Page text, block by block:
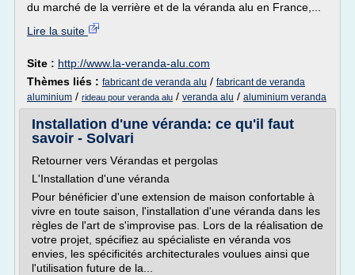
du marché de la verrière et de la véranda alu en France,...
Lire la suite
Site : http://www.la-veranda-alu.com
Thèmes liés : fabricant de veranda alu / fabricant de veranda
aluminium / rideau pour veranda alu / veranda alu / aluminium veranda
Installation d'une véranda: ce qu'il faut
savoir - Solvari
Retourner vers Vérandas et pergolas
L'Installation d'une véranda
Pour bénéficier d'une extension de maison confortable à
vivre en toute saison, l'installation d'une véranda dans les
règles de l'art de s'improvise pas. Lors de la réalisation de
votre projet, spécifiez au spécialiste en véranda vos
envies, les spécificités architecturales voulues ainsi que
l'utilisation future de la...